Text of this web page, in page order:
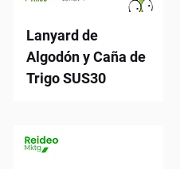
Lanyard de
Algodón y Caña de
Trigo SUS30